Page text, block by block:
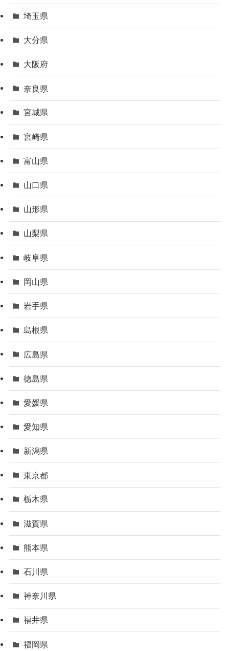
埼玉県
大分県
大阪府
奈良県
宮城県
宮崎県
富山県
山口県
山形県
山梨県
岐阜県
岡山県
岩手県
島根県
広島県
徳島県
愛媛県
愛知県
新潟県
東京都
栃木県
滋賀県
熊本県
石川県
神奈川県
福井県
福岡県